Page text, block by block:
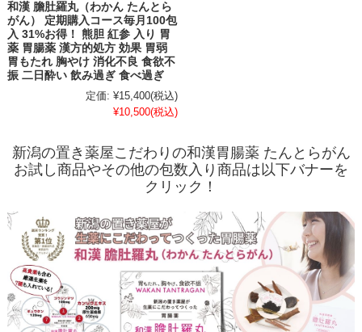
和漢 膽肚羅丸（わかん たんとら
がん） 定期購入コース毎月100包
入 31%お得！ 熊胆 紅参 入り 胃
薬 胃腸薬 漢方的処方 効果 胃弱
胃もたれ 胸やけ 消化不良 食欲不
振 二日酔い 飲み過ぎ 食べ過ぎ
定価: ¥15,400(税込)
¥10,500(税込)
新潟の置き薬屋こだわりの和漢胃腸薬 たんとらがん
お試し商品やその他の包数入り商品は以下バナーを
クリック！